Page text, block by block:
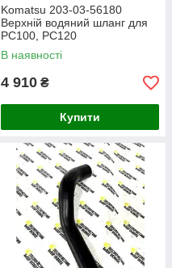
Komatsu 203-03-56180
Верхній водяний шланг для
PC100, PC120
В наявності
4 910 ₴
Купити